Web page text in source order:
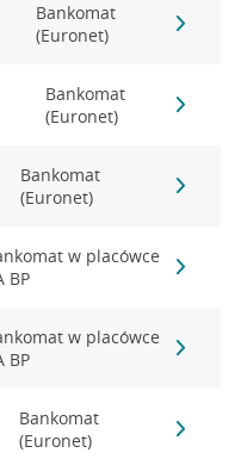
Bankomat
(Euronet)
Bankomat
(Euronet)
Bankomat
(Euronet)
w placówce
BP
w placówce
BP
Bankomat
(Euronet)